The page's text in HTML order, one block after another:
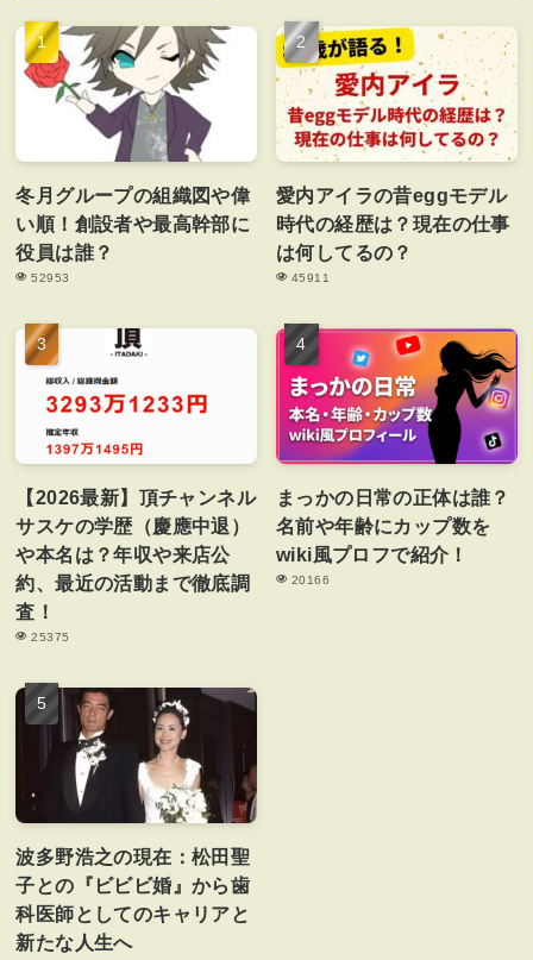
冬月グループの組織図や偉
い順！創設者や最高幹部に
役員は誰？
52953
愛内アイラの昔eggモデル
時代の経歴は？現在の仕事
は何してるの？
45911
【2026最新】頂チャンネル
サスケの学歴（慶應中退）
や本名は？年収や来店公
約、最近の活動まで徹底調
査！
25375
まっかの日常の正体は誰？
名前や年齢にカップ数を
wiki風プロフで紹介！
20166
波多野浩之の現在：松田聖
子との『ビビビ婚』から歯
科医師としてのキャリアと
新たな人生へ